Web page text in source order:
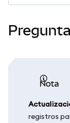
Más
nota
registros